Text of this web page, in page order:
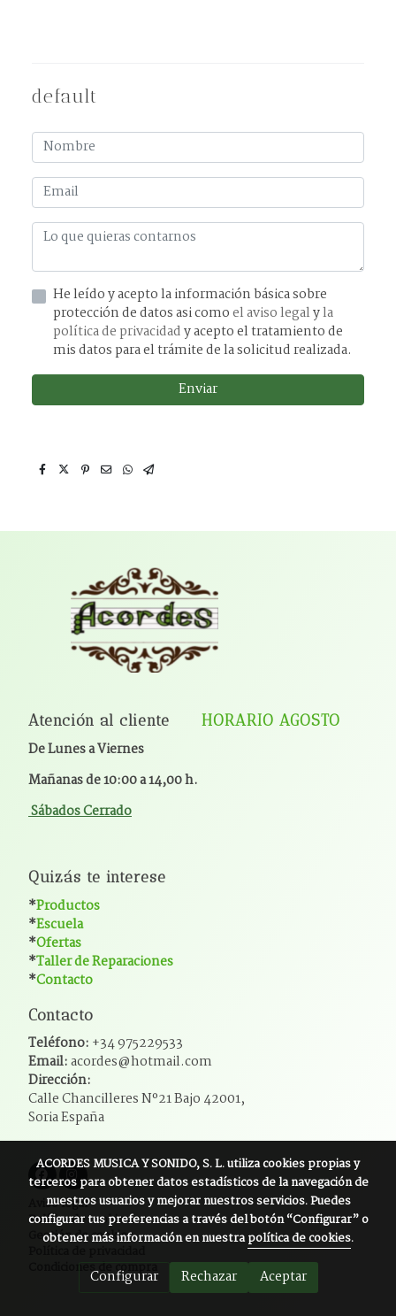
default
He leído y acepto la información básica sobre
protección de datos asi comoel aviso legalyla
política de privacidady acepto el tratamiento de
mis datos para el trámite de la solicitud realizada.
Enviar
Atención al cliente HORARIO AGOSTO
De Lunes a Viernes
Mañanas de 10:00 a 14,00 h.
Sábados Cerrado
Quizás te interese
*Productos
*Escuela
*Ofertas
*Taller de Reparaciones
*Contacto
Contacto
Teléfono: +34 975229533
Email:acordes@hotmail.com
Dirección:
Calle Chancilleres Nº21 Bajo 42001,
Soria España
Aviso legal
Política de cookies
Gestión de cookies
Condiciones de compra
ACORDES MUSICA Y SONIDO, S. L.utiliza cookies propias y
terceros para obtener datos estadísticos de la navegación de
nuestros usuarios y mejorar nuestros servicios. Puedes
configurar tus preferencias a través del botón “Configurar” o
obtener más información en nuestrapolítica de cookies.
Configurar Rechazar Aceptar